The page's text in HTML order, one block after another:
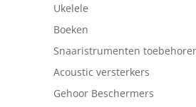
Ukelele
Boeken
Snaaristrumenten
Acoustic versterkers
Gehoor Beschermers